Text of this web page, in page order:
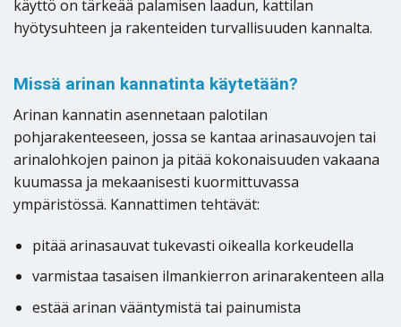
käyttö on tärkeää palamisen laadun, kattilan
hyötysuhteen ja rakenteiden turvallisuuden kannalta.
Missä arinan kannatinta käytetään?
Arinan kannatin asennetaan palotilan
pohjarakenteeseen, jossa se kantaa arinasauvojen tai
arinalohkojen painon ja pitää kokonaisuuden vakaana
kuumassa ja mekaanisesti kuormittuvassa
ympäristössä. Kannattimen tehtävät:
pitää arinasauvat tukevasti oikealla korkeudella
varmistaa tasaisen ilmankierron arinarakenteen alla
estää arinan vääntymistä tai painumista